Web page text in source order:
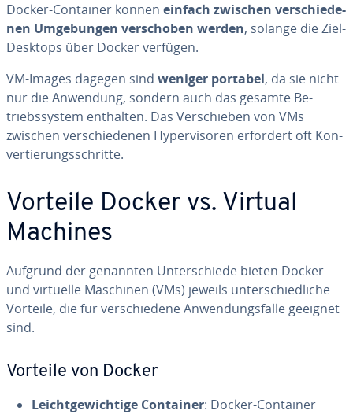
Docker-Container können einfach zwischen ver­schie­de­
nen Um­ge­bun­gen ver­scho­ben werden, solange die Ziel-
Desktops über Docker verfügen.
VM-Images dagegen sind weniger portabel, da sie nicht
nur die Anwendung, sondern auch das gesamte Be­
triebs­sys­tem enthalten. Das Ver­schie­ben von VMs
zwischen ver­schie­de­nen Hy­per­vi­so­ren erfordert oft Kon­
ver­tie­rungs­schrit­te.
Vorteile Docker vs. Virtual
Machines
Aufgrund der genannten Un­ter­schie­de bieten Docker
und virtuelle Maschinen (VMs) jeweils un­ter­schied­li­che
Vorteile, die für ver­schie­de­ne An­wen­dungs­fäl­le geeignet
sind.
Vorteile von Docker
Leicht­ge­wich­ti­ge Container: Docker-Container